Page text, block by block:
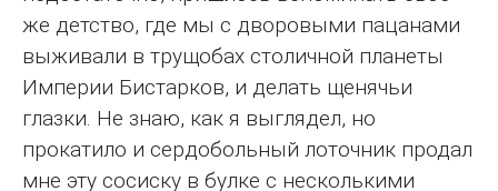
же детство, где мы с дворовыми пацанами
выживали в трущобах столичной планеты
Империи Бистарков, и делать щенячьи
глазки. Не знаю, как я выглядел, но
прокатило и сердобольный лоточник продал
мне эту сосиску в булке с несколькими